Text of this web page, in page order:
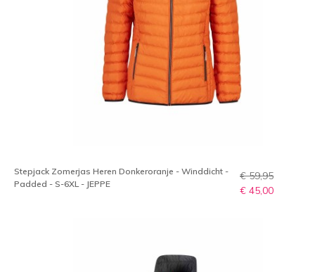
Stepjack Zomerjas Heren Donkeroranje - Winddicht -
Padded - S-6XL - JEPPE
€ 59,95
€ 45,00